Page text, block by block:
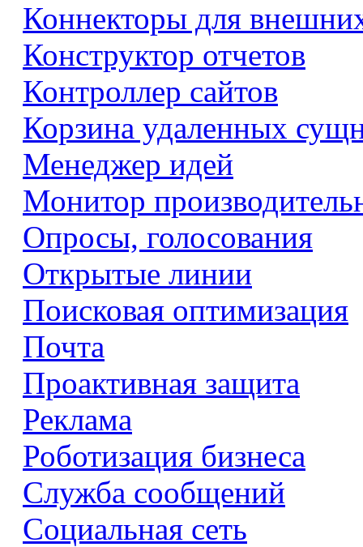
Коннекторы для
Конструктор отчетов
Контроллер сайтов
Корзина удаленных
Менеджер идей
Монитор
Опросы, голосования
Открытые линии
Поисковая оптимизация
Почта
Проактивная защита
Реклама
Роботизация бизнеса
Служба сообщений
Социальная сеть